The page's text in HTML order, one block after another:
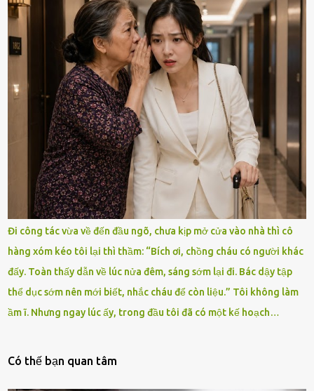
Đi công tác vừa về đến đầu ngõ, chưa kịp mở cửa vào nhà thì cô
hàng xóm kéo tôi lại thì thầm: “Bích ơi, chồng cháu có người khác
đấy. Toàn thấy dẫn về lúc nửa đêm, sáng sớm lại đi. Bác dậy tập
thể dục sớm nên mới biết, nhắc cháu để còn liệu.” Tôi không làm
ầm ĩ. Nhưng ngay lúc ấy, trong đầu tôi đã có một kế hoạch…
Có thế bạn quan tâm